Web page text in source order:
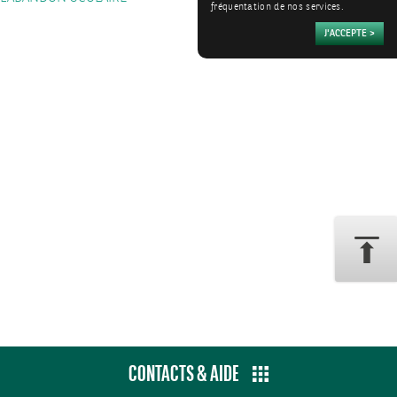
CONTACTS & AIDE
fréquentation de nos services.